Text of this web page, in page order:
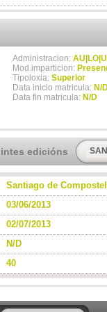
Administracion:
Mod.imparticion:
Tipoloxia: Superior
Data inicio matricula: N/
Data fin matricula: N/D
edicións
Santiago de
03/06/2013
02/07/2013
N/D
40